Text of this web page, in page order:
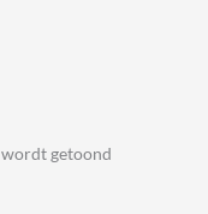
getoond